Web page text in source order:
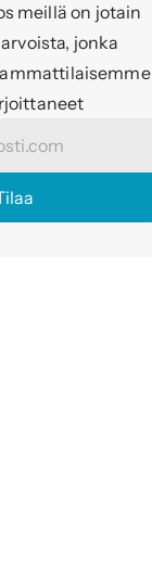
meillä on jotain
jonka